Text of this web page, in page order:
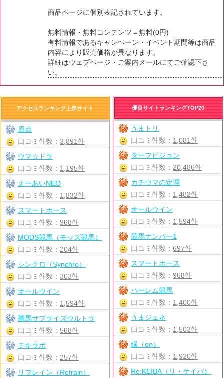
商品ページに個別表記されています。
無料情報・無料コンテンツ＝無料(0円)
有料情報であるキャンペーン・イベント期間等は商品
内容により販売価格が異なります。
詳細はウェブページ・ご案内メールにてご確認下さ
い。
優良サイトランキングTOP20
うまトリ
口コミ件数： 1,081件
ターフビジョン
口コミ件数： 20,486件
カチウマの定理
口コミ件数： 1,482件
オールウイン
口コミ件数： 1,594件
競馬ナンバー1
口コミ件数：697件
スマートホース
口コミ件数：968件
ハーレム競馬
口コミ件数： 1,400件
うまジェネ
口コミ件数： 1,503件
縁（en）
口コミ件数： 1,920件
Re:KEIBA（リ・ケイバ）
アクセスランキング上昇サイト
原点
口コミ件数： 3,891件
ウマ☆ドラ
口コミ件数： 1,195件
えーあいNEO
口コミ件数： 1,832件
スマートホース
口コミ件数： 968件
MODS競馬（モッズ競馬）
口コミ件数： 204件
シンクロ（Synchro）
口コミ件数： 303件
オールウイン
口コミ件数： 1,594件
勝馬サプライズウルトラ
口コミ件数： 568件
テキラボ
口コミ件数： 257件
リフレイン（Refrain）